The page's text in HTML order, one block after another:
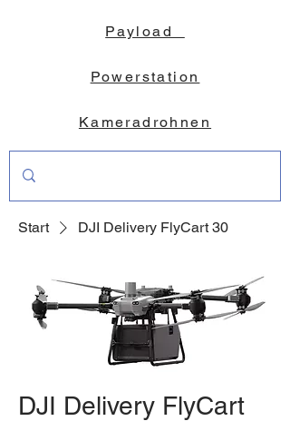
Payload
Powerstation
Kameradrohnen
Start DJI Delivery FlyCart 30
DJI Delivery FlyCart